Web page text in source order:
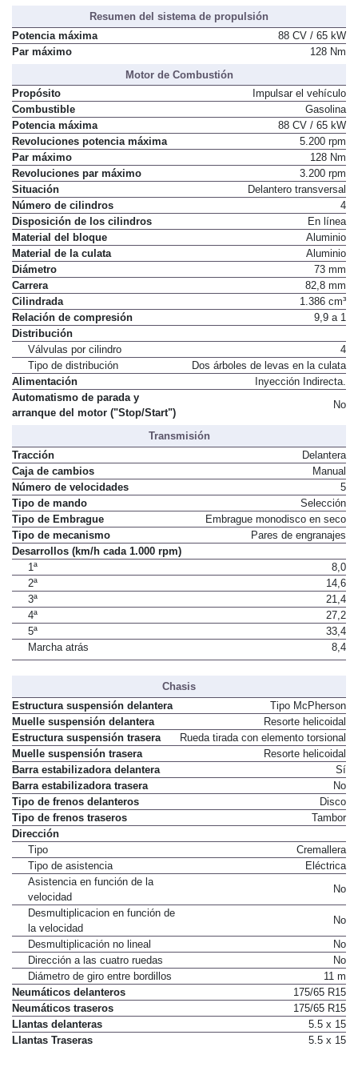
Resumen del sistema de propulsión
Potencia máxima
88 CV / 65 kW
Par máximo
128 Nm
Motor de Combustión
Propósito
Impulsar el vehículo
Combustible
Gasolina
Potencia máxima
88 CV / 65 kW
Revoluciones potencia máxima
5.200 rpm
Par máximo
128 Nm
Revoluciones par máximo
3.200 rpm
Situación
Delantero transversal
Número de cilindros
4
Disposición de los cilindros
En línea
Material del bloque
Aluminio
Material de la culata
Aluminio
Diámetro
73 mm
Carrera
82,8 mm
Cilindrada
1.386 cm³
Relación de compresión
9,9 a 1
Distribución
Válvulas por cilindro
4
Tipo de distribución
Dos árboles de levas en la culata
Alimentación
Inyección Indirecta.
Automatismo de parada y
arranque del motor ("Stop/Start")
No
Transmisión
Tracción
Delantera
Caja de cambios
Manual
Número de velocidades
5
Tipo de mando
Selección
Tipo de Embrague
Embrague monodisco en seco
Tipo de mecanismo
Pares de engranajes
Desarrollos (km/h cada 1.000 rpm)
1ª
8,0
2ª
14,6
3ª
21,4
4ª
27,2
5ª
33,4
Marcha atrás
8,4
Chasis
Estructura suspensión delantera
Tipo McPherson
Muelle suspensión delantera
Resorte helicoidal
Estructura suspensión trasera
Rueda tirada con elemento torsional
Muelle suspensión trasera
Resorte helicoidal
Barra estabilizadora delantera
Sí
Barra estabilizadora trasera
No
Tipo de frenos delanteros
Disco
Tipo de frenos traseros
Tambor
Dirección
Tipo
Cremallera
Tipo de asistencia
Eléctrica
Asistencia en función de la
velocidad
No
Desmultiplicacion en función de
la velocidad
No
Desmultiplicación no lineal
No
Dirección a las cuatro ruedas
No
Diámetro de giro entre bordillos
11 m
Neumáticos delanteros
175/65 R15
Neumáticos traseros
175/65 R15
Llantas delanteras
5.5 x 15
Llantas Traseras
5.5 x 15